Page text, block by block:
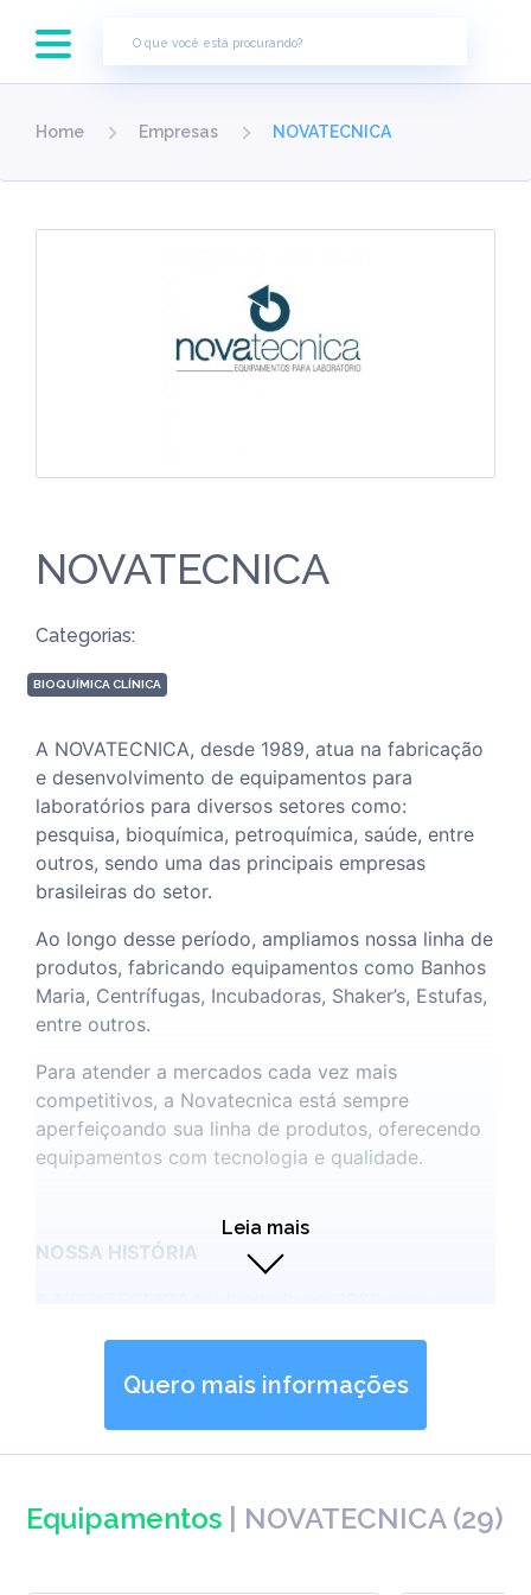
Home Empresas NOVATECNICA
NOVATECNICA
Categorias:
BIOQUÍMICA CLÍNICA
A NOVATECNICA, desde 1989, atua na fabricação
e desenvolvimento de equipamentos para
laboratórios para diversos setores como:
pesquisa, bioquímica, petroquímica, saúde, entre
outros, sendo uma das principais empresas
brasileiras do setor.
Ao longo desse período, ampliamos nossa linha de
produtos, fabricando equipamentos como Banhos
Maria, Centrífugas, Incubadoras, Shaker’s, Estufas,
entre outros.
Para atender a mercados cada vez mais
competitivos, a Novatecnica está sempre
aperfeiçoando sua linha de produtos, oferecendo
equipamentos com tecnologia e qualidade.
NOSSA HISTÓRIA
Atenta ao mercado, logo após a sua fundação, a
empresa passa a fabricar seus próprios
equipamentos para laboratório.
Em 2004, visando ampliar e fortalecer sua marca e
participação no mercado nacional, inicia um
Leia mais
Quero mais informações
Equipamentos NOVATECNICA(29)